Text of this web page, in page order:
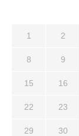
1 2
8 9
15 16
22 23
29 30